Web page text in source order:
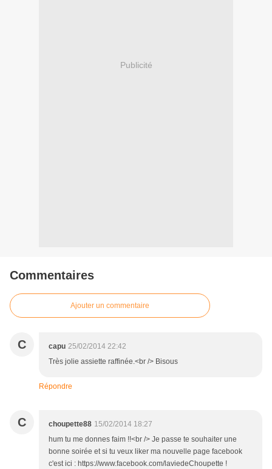
Publicité
Commentaires
Ajouter un commentaire
C capu 25/02/2014 22:42
Très jolie assiette raffinée.<br /> Bisous
Répondre
C choupette88 15/02/2014 18:27
hum tu me donnes faim !!<br /> Je passe te souhaiter une
bonne soirée et si tu veux liker ma nouvelle page facebook
c'est ici : https://www.facebook.com/laviedeChoupette !